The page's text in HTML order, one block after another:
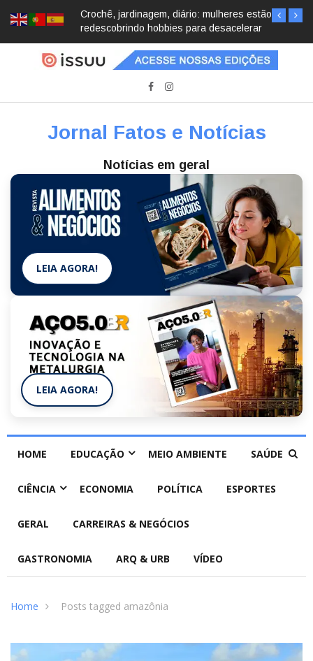
Crochê, jardinagem, diário: mulheres estão
redescobrindo hobbies para desacelerar
Jornal Fatos e Notícias
Notícias em geral
LEIA AGORA!
LEIA AGORA!
HOME EDUCAÇÃO MEIO AMBIENTE SAÚDE
CIÊNCIA ECONOMIA POLÍTICA ESPORTES
GERAL CARREIRAS & NEGÓCIOS
GASTRONOMIA ARQ & URB VÍDEO
Home Posts tagged amazônia